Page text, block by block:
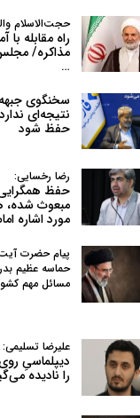
حجت‌الاسلام
راه مقابله
مذاکره/
…
سخنگوی جبهه
نتیجه‌ای
حفظ شود
رضا رخسایی:
حفظ
مبعوث
مورد اشاره
پیام حضرت
حماسه عظیم
مسائل مهم
علیرضا تسلیمی:
دیپلماسیِ
را نادیده